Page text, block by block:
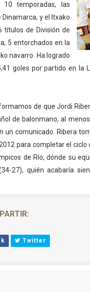
(Oklahoma City,
Tadej Pogacar entra
Norris consigue en
Unidos
2026 (París, Francia)
temporadas, las
y el Itxako
títulos de División de
5 entorchados en la
navarro. Ha logrado
goles por partido en la
de que Jordi
de balonmano, al
un comunicado. Ribera
para completar el
de Río, dónde su
27), quién acabaría
Twitter